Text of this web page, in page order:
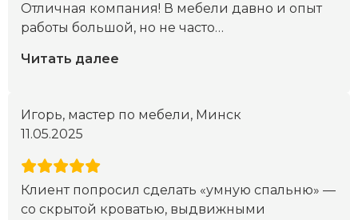
Отличная компания! В мебели давно и опыт
работы большой, но не часто…
Читать далее
Игорь, мастер по мебели, Минск
11.05.2025
Клиент попросил сделать «умную спальню» —
со скрытой кроватью, выдвижными